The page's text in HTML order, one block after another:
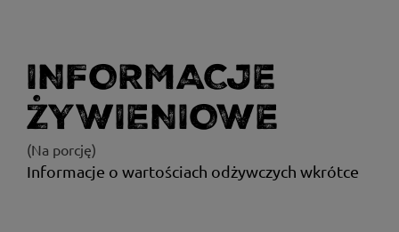
INFORMACJE
ŻYWIENIOWE
(Na porcję)
Informacje o wartościach odżywczych wkrótce